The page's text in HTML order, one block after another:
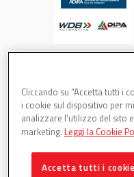
Cliccando su “Accetta tutti i
i cookie sul dispositivo per
analizzare l'utilizzo del sito
marketing. Leggi la Cookie
Accetta tutti i cookie